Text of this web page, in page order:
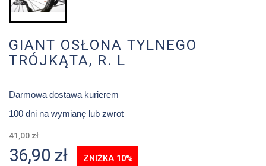
GIANT OSŁONA TYLNEGO
TRÓJKĄTA, R. L
Darmowa dostawa kurierem
100 dni na wymianę lub zwrot
41,00 zł
36,90 zł ZNIŻKA 10%